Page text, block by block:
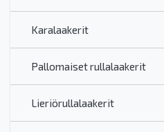
Karalaakerit
Pallomaiset rullalaakerit
Lieriörullalaakerit